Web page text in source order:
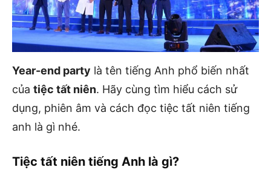
Year-end party là tên tiếng Anh phổ biến nhất
của tiệc tất niên. Hãy cùng tìm hiểu cách sử
dụng, phiên âm và cách đọc tiệc tất niên tiếng
anh là gì nhé.
Tiệc tất niên tiếng Anh là gì?